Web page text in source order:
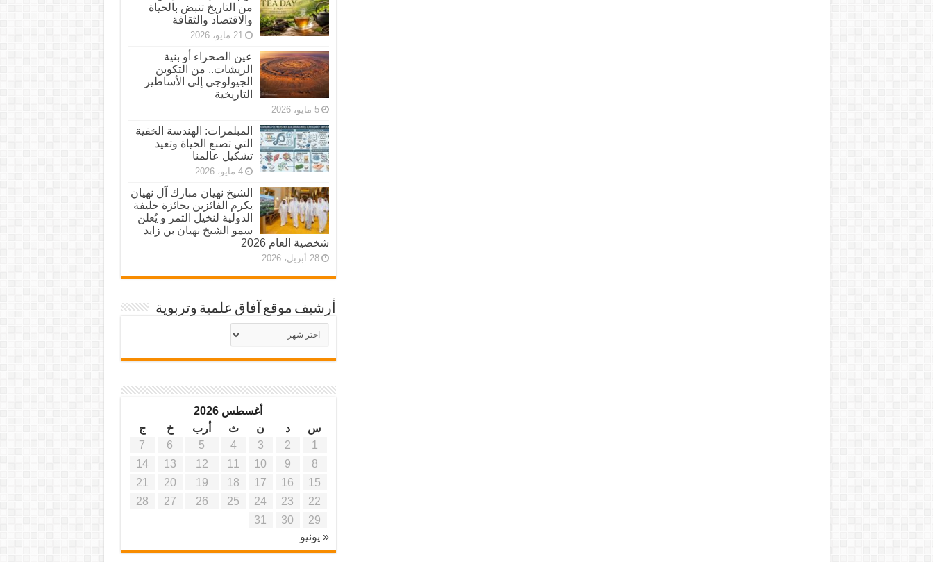
من التاريخ تنبض بالحياة
والاقتصاد والثقافة
21 مايو، 2026
عين الصحراء أو بنية
الريشات.. من التكوين
الجيولوجي إلى الأساطير
التاريخية
5 مايو، 2026
المبلمرات: الهندسة الخفية
التي تصنع الحياة وتعيد
تشكيل عالمنا
4 مايو، 2026
الشيخ نهيان مبارك آل نهيان
يكرم الفائزين بجائزة خليفة
الدولية لنخيل التمر و يُعلن
سمو الشيخ نهيان بن زايد
شخصية العام 2026
28 أبريل، 2026
أرشيف موقع آفاق علمية وتربوية
أرشيف
موقع
أغسطس 2026
س
د ن ث أرب خ
ج
1
2
3
4
5
6
7
8
9
10
11
12
13
14
15
16
17
18
19
20
21
22
23
24
25
26
27
28
29
30
31
« يونيو